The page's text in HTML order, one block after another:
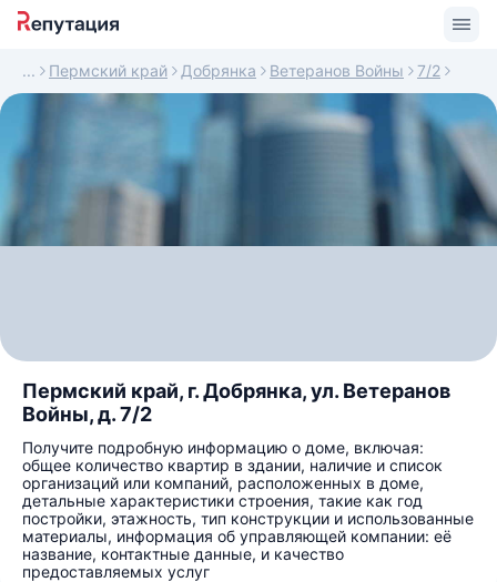
Пермский край Добрянка Ветеранов Войны 7/2
Пермский край, г. Добрянка, ул. Ветеранов
Войны, д. 7/2
Получите подробную информацию о доме, включая:
общее количество квартир в здании, наличие и список
организаций или компаний, расположенных в доме,
детальные характеристики строения, такие как год
постройки, этажность, тип конструкции и использованные
материалы, информация об управляющей компании: её
название, контактные данные, и качество
предоставляемых услуг